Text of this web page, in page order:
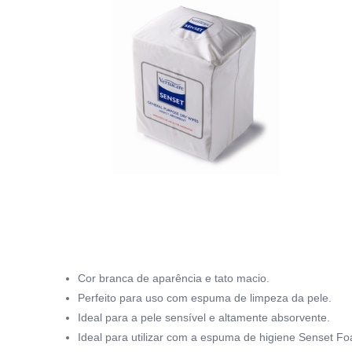
Cor branca de aparência e tato macio.
Perfeito para uso com espuma de limpeza da pele.
Ideal para a pele sensível e altamente absorvente.
Ideal para utilizar com a espuma de higiene Senset